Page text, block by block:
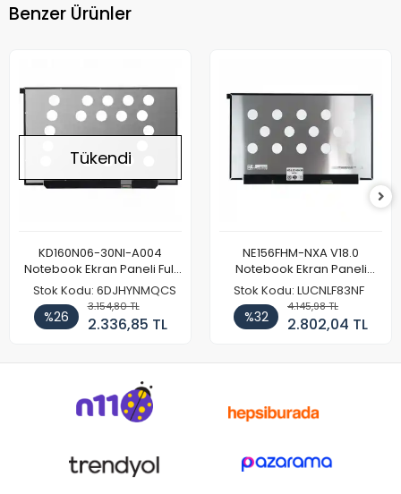
Benzer Ürünler
Tükendi
KD160N06-30NI-A004
Notebook Ekran Paneli Full
HD
Stok Kodu: 6DJHYNMQCS
%26
3.154,80 TL
2.336,85 TL
NE156FHM-NXA V18.0
Notebook Ekran Paneli
144Hz
Stok Kodu: LUCNLF83NF
%32
4.145,98 TL
2.802,04 TL